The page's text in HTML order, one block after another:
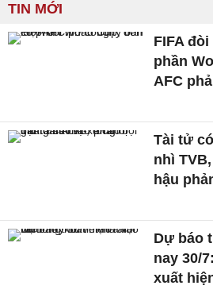
TIN MỚI
FIFA
phần
AFC
Tài tử
nhì
hậu
Dự báo
nay 30/
xuất